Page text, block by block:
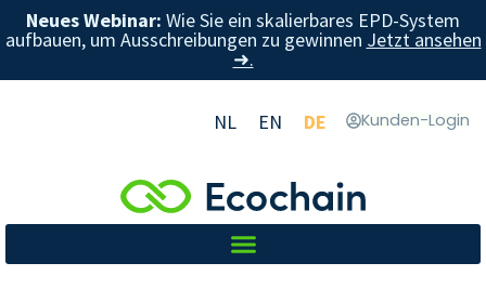
Neues Webinar: Wie Sie ein skalierbares EPD-System
aufbauen, um Ausschreibungen zu gewinnen Jetzt ansehen
➜.
NL EN DE Kunden-Login